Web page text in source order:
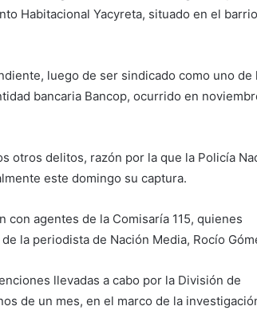
Habitacional Yacyreta, situado en el barrio
luego de ser sindicado como uno de
bancaria Bancop, ocurrido en
otros delitos, razón por la que la Policía
este domingo su captura.
agentes de la Comisaría 115, quienes
la periodista de Nación Media, Rocío
llevadas a cabo por la División de
de un mes, en el marco de la